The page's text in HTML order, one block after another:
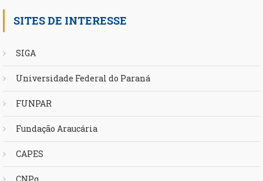
SITES DE INTERESSE
SIGA
Universidade Federal do Paraná
FUNPAR
Fundação Araucária
CAPES
CNPq